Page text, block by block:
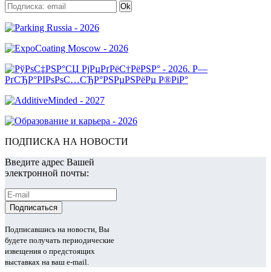
ПОДПИСКА НА НОВОСТИ
Введите адрес Вашей
электронной почты:
Подписавшись на новости, Вы
будете получать периодические
извещения о предстоящих
выставках на ваш e-mail.